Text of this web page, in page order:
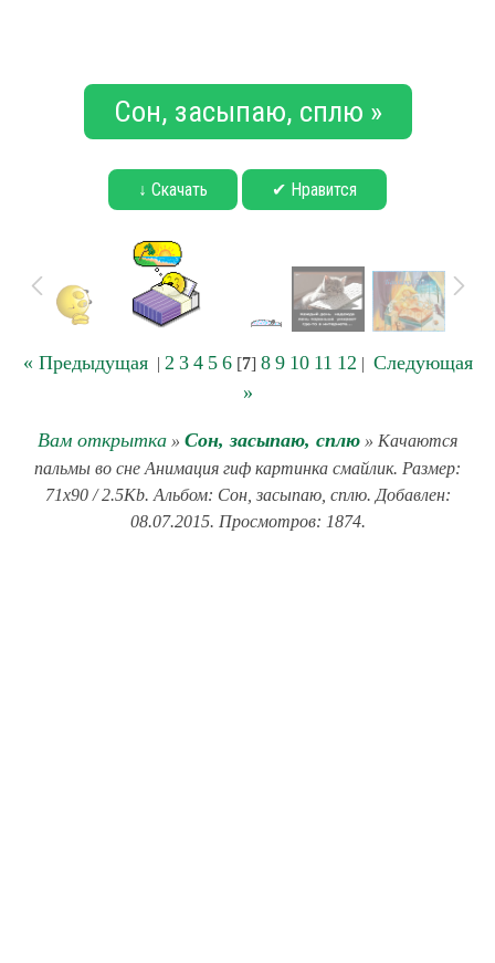
Сон, засыпаю, сплю »
↓ Скачать ✔ Нравится
« Предыдущая| 2 3 4 5 6[7] 8 9 10 11 12 | Следующая
»
Вам открытка » Сон, засыпаю, сплю » Качаются
пальмы во сне Анимация гиф картинка смайлик. Размер:
71x90 / 2.5Kb. Альбом: Сон, засыпаю, сплю. Добавлен:
08.07.2015. Просмотров: 1874.